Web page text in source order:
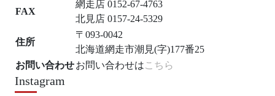
FAX
網走店 0152-67-4763
北見店 0157-24-5329
住所
〒093-0042
北海道網走市潮見(字)177番25
お問い合わせお問い合わせはこちら
Instagram